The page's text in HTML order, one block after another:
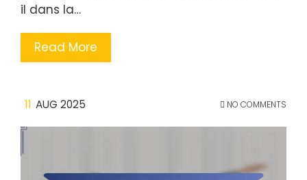
il dans la…
Read More
11 AUG 2025 NO COMMENTS